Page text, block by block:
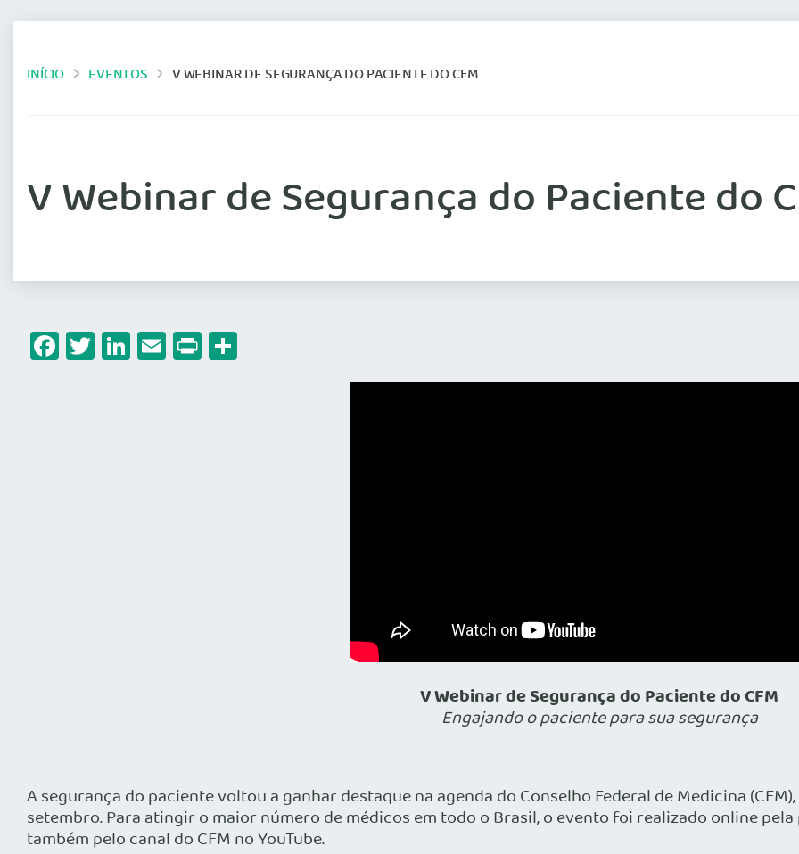
INÍCIO EVENTOS V WEBINAR DE SEGURANÇA DO PACIENTE DO CFM
V Webinar de Segurança do Paciente do
Facebook
Twitter
LinkedIn
Email
Print
V Webinar de Segurança do Paciente do CFM
Engajando o paciente para sua segurança
A segurança do paciente voltou a ganhar destaque na agenda do Conselho Federal de Medicina
setembro. Para atingir o maior número de médicos em todo o Brasil, o evento foi realizado online
também pelo canal do CFM no YouTube.